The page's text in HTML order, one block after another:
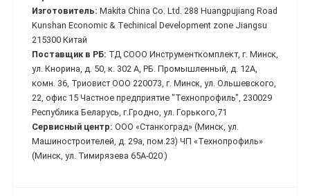
Изготовитель: Makita China Co. Ltd. 288 Huangpujiang Road
Kunshan Economic & Techinical Development zone Jiangsu
215300 Китай
Поставщик в РБ: ТД СООО Инструменткомплект, г. Минск,
ул. Кнорина, д. 50, к. 302 А, РБ. Промышленный, д. 12А,
комн. 36, Триовист ООО 220073, г. Минск, ул. Ольшевского,
22, офис 15 Частное предприятие "Технопрофиль", 230029
Республика Беларусь, г.Гродно, ул. Горького,71
Сервисный центр: ООО «Станкоград» (Минск, ул.
Машиностроителей, д. 29а, пом.23) ЧП «Технопрофиль»
(Минск, ул. Тимирязева 65А-020 )